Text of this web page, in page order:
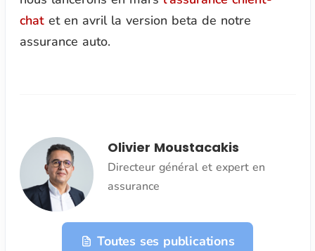
chatet en avril la version beta de notre
assurance auto.
Olivier Moustacakis
Directeur général et expert en
assurance
Toutes ses publications